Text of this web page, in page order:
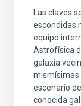
Las claves
escondidas
equipo
Astrofísica
galaxia
mismísimas
escenario
conocida